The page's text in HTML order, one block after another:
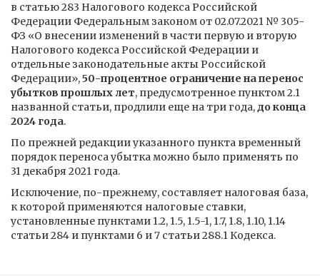
в статью 283 Налогового кодекса Российской
Федерации Федеральным законом от 02.07.2021 № 305-
ФЗ «О внесении изменений в части первую и вторую
Налогового кодекса Российской Федерации и
отдельные законодательные акты Российской
Федерации»,50-процентное ограничение на перенос
убытков прошлых лет, предусмотренное пунктом 2.1
названной статьи, продлили еще на три года,до конца
2024 года.
По прежней редакции указанного пункта временный
порядок переноса убытка можно было применять по
31 декабря 2021 года.
Исключение, по-прежнему, составляет налоговая база,
к которой применяются налоговые ставки,
установленные пунктами 1.2, 1.5, 1.5-1, 1.7, 1.8, 1.10, 1.14
статьи 284 и пунктами 6 и 7 статьи 288.1 Кодекса.